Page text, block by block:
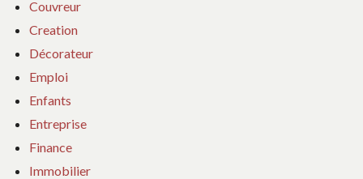
Couvreur
Creation
Décorateur
Emploi
Enfants
Entreprise
Finance
Immobilier